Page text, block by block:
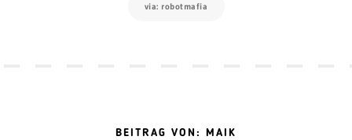
via: robotmafia
BEITRAG VON: MAIK